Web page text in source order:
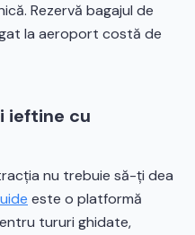
Rezervă bagajul de
la aeroport costă de
ieftine cu
nu trebuie să-ți dea
este o platformă
tururi ghidate,